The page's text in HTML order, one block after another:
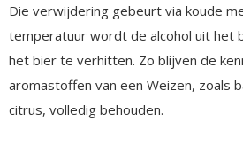
Die verwijdering gebeurt via koude
temperatuur wordt de alcohol uit het
het bier te verhitten. Zo blijven de
aromastoffen van een Weizen, zoals
citrus, volledig behouden.